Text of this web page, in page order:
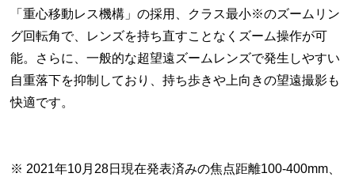
「重心移動レス機構」の採用、クラス最小※のズームリン
グ回転角で、レンズを持ち直すことなくズーム操作が可
能。さらに、一般的な超望遠ズームレンズで発生しやすい
自重落下を抑制しており、持ち歩きや上向きの望遠撮影も
快適です。
※ 2021年10月28日現在発表済みの焦点距離100-400mm、